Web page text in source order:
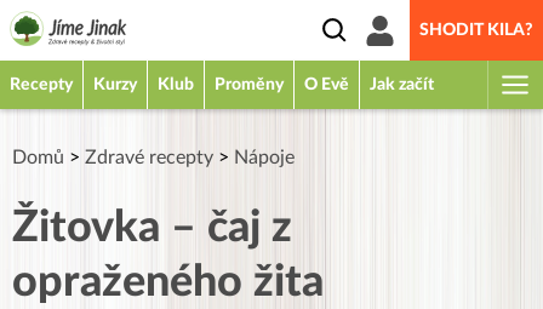
SHODIT KILA?
Recepty Kurzy Klub Proměny O Evě Jak začít
Domů > Zdravé recepty > Nápoje
Žitovka – čaj z
opraženého žita